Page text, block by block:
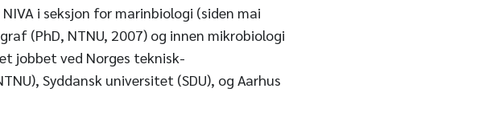
i seksjon for marinbiologi (siden mai
(PhD, NTNU, 2007) og innen mikrobiologi
jobbet ved Norges teknisk-
Syddansk universitet (SDU), og Aarhus